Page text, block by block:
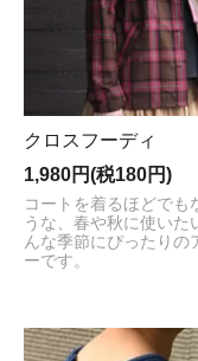
クロスフーディ
1,980円(税180円)
コートを着るほどでも
うな、春や秋に使いた
んな季節にぴったりの
ーです。